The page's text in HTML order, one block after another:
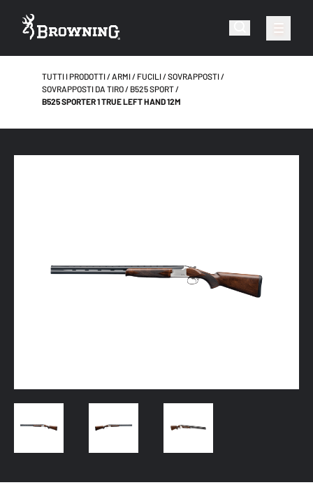
TUTTI I PRODOTTI ARMI FUCILI
SOVRAPPOSTI
SOVRAPPOSTI DA TIRO
B525 SPORT
B525 SPORTER 1 TRUE LEFT HAND 12M